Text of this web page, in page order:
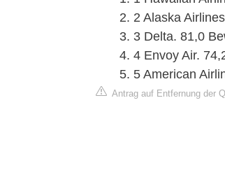
2 Alaska
3 Delta. 81,0
4 Envoy Air.
5 American
Antrag auf Entfernung der